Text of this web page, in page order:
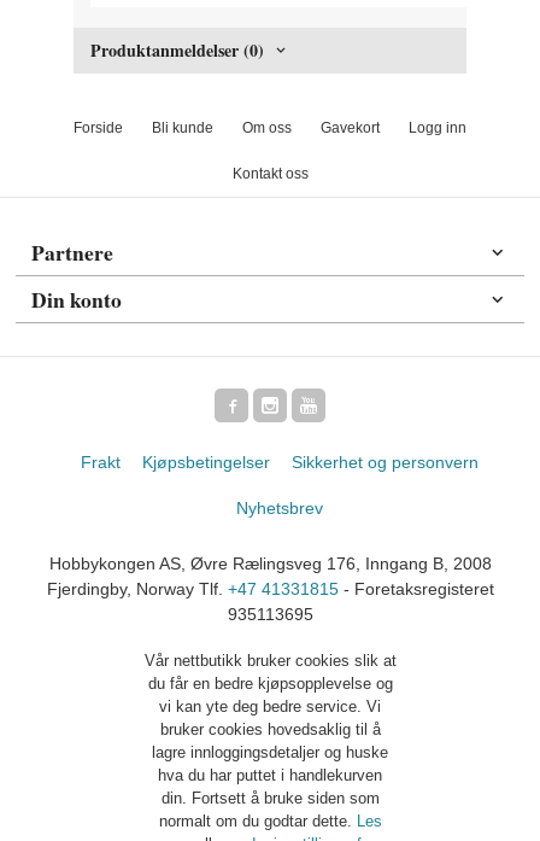
Produktanmeldelser (0)
Forside Bli kunde Om oss Gavekort Logg inn
Kontakt oss
Partnere
Din konto
Frakt Kjøpsbetingelser Sikkerhet og personvern
Nyhetsbrev
Hobbykongen AS, Øvre Rælingsveg 176, Inngang B, 2008
Fjerdingby, Norway Tlf. +47 41331815- Foretaksregisteret
935113695
Vår nettbutikk bruker cookies slik at
du får en bedre kjøpsopplevelse og
vi kan yte deg bedre service. Vi
bruker cookies hovedsaklig til å
lagre innloggingsdetaljer og huske
hva du har puttet i handlekurven
din. Fortsett å bruke siden som
normalt om du godtar dette.
Les